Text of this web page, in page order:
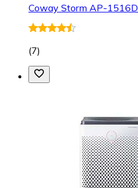
Coway Storm AP-1516D
(7)